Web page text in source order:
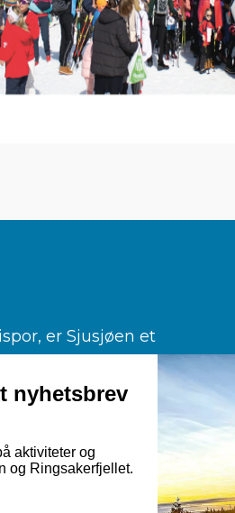
er Sjusjøen et
i alpint.
og kanefart!
til fots, på sykkelsetet
nyhetsbrev
aktiviteter og
og Ringsakerfjellet.